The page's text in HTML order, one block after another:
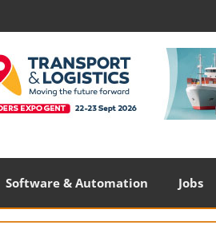
Software & Automation Jobs